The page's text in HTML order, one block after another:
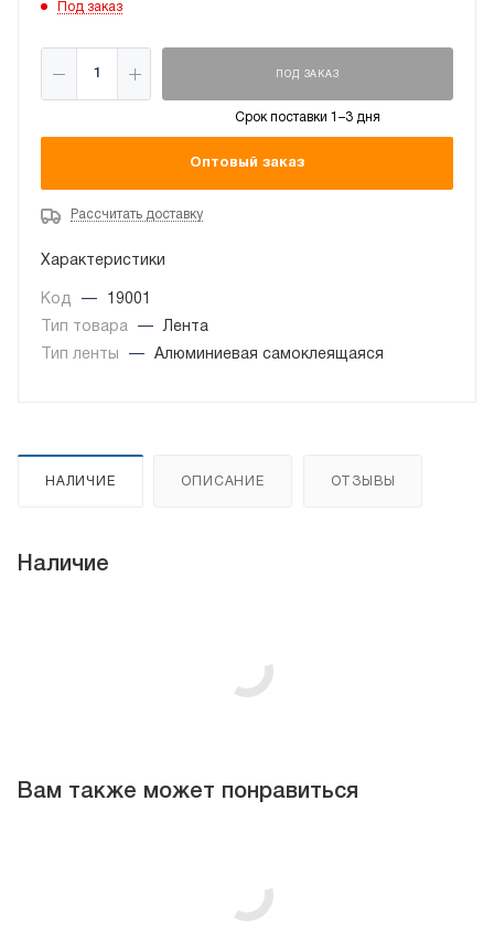
Под заказ
ПОД ЗАКАЗ
Срок поставки 1–3 дня
Оптовый заказ
Рассчитать доставку
Характеристики
Код —
19001
Тип товара
—
Лента
Тип ленты
— Алюминиевая самоклеящаяся
НАЛИЧИЕ ОПИСАНИЕ ОТЗЫВЫ
Наличие
Вам также может понравиться